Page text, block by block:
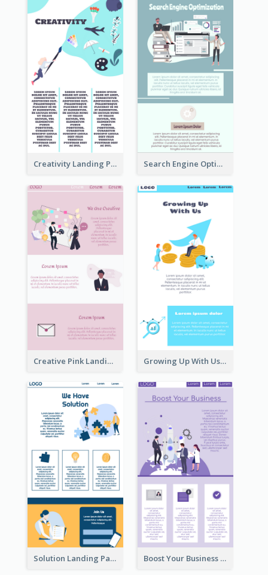
Creativity Landing Page Search Engine Optimization Blue Landing Page
Creative Pink Landing Page Growing Up With Us Landing Page
Solution Landing Page Boost Your Business Landing Page